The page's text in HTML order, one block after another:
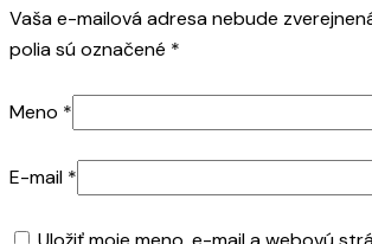
Vaša e-mailová adresa nebude
polia sú označené *
Meno *
E-mail *